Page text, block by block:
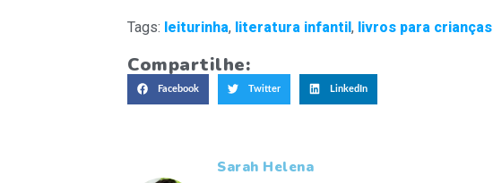
Tags: leiturinha, literatura infantil, livros para crianças
Compartilhe:
Facebook Twitter LinkedIn
Sarah Helena